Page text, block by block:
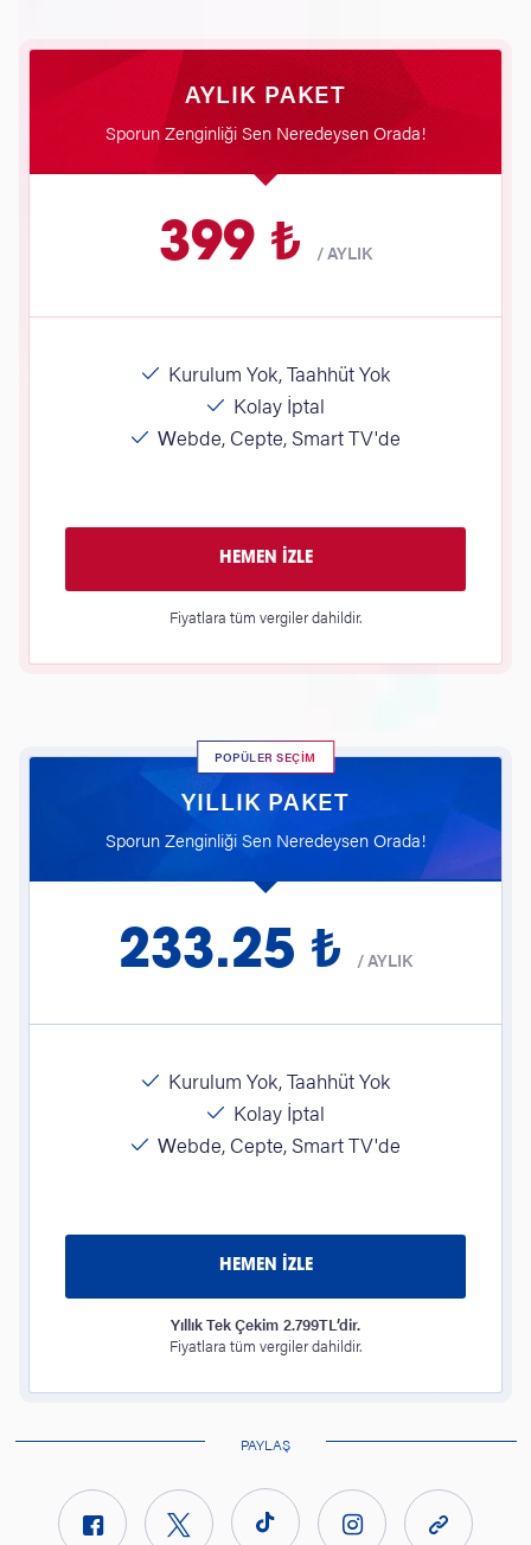
AYLIK PAKET
Sporun Zenginliği Sen Neredeysen Orada!
399 ₺ /AYLIK
Kurulum Yok, Taahhüt Yok
Kolay İptal
Webde, Cepte, Smart TV'de
HEMEN İZLE
Fiyatlara tüm vergiler dahildir.
POPÜLER SEÇİM
YILLIK PAKET
Sporun Zenginliği Sen Neredeysen Orada!
233.25 ₺ /AYLIK
Kurulum Yok, Taahhüt Yok
Kolay İptal
Webde, Cepte, Smart TV'de
HEMEN İZLE
Yıllık Tek Çekim 2.799TL’dir.
Fiyatlara tüm vergiler dahildir.
PAYLAŞ